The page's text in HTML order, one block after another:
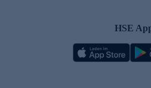
HSE